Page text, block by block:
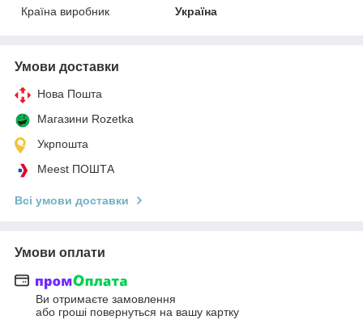
Країна виробник
Україна
Умови доставки
Нова Пошта
Магазини Rozetka
Укрпошта
Meest ПОШТА
Всі умови доставки
Умови оплати
Ви отримаєте замовлення
або гроші повернуться на вашу картку